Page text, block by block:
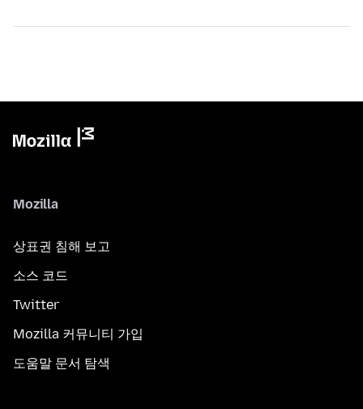
Mozilla
상표권 침해 보고
소스 코드
Twitter
Mozilla 커뮤니티 가입
도움말 문서 탐색